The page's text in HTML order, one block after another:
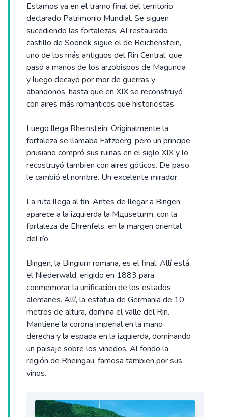
Estamos ya en el tramo final del territorio
declarado Patrimonio Mundial. Se siguen
sucediendo las fortalezas. Al restaurado
castillo de Soonek sigue el de Reichenstein,
uno de los más antiguos del Rin Central, que
pasó a manos de los arzobispos de Maguncia
y luego decayó por mor de guerras y
abandonos, hasta que en XIX se reconstruyó
con aires más romanticos que historicistas.
Luego llega Rheinstein. Originalmente la
fortaleza se llamaba Fatzberg, pero un principe
prusiano compró sus ruinas en el siglo XIX y lo
recostruyó tambien con aires góticos. De paso,
le cambió el nombre. Un excelente mirador.
La ruta llega al fin. Antes de llegar a Bingen,
aparece a la izquierda la Mдuseturm, con la
fortaleza de Ehrenfels, en la margen oriental
del río.
Bingen, la Bingium romana, es el final. Allí está
el Niederwald, erigido en 1883 para
conmemorar la unificación de los estados
alemanes. Allí, la estatua de Germania de 10
metros de altura, domina el valle del Rin.
Mantiene la corona imperial en la mano
derecha y la espada en la izquierda, dominando
un paisaje sobre los viñedos. Al fondo la
región de Rheingau, famosa tambien por sus
vinos.